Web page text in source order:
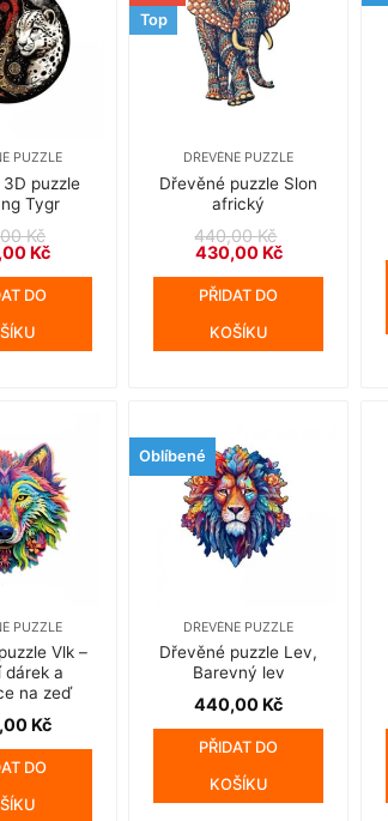
Možnosti
lze
vybrat
na
stránce
PUZZLE
puzzle
Tygr
Kč
Kč.
KčAktuální
DO
Top
DŘEVĚNÉ PUZZLE
Dřevěné puzzle Slon
africký
440,00Kč
Původní
cena
byla:
440,00 Kč.
430,00 KčAktuální
PŘIDAT DO
KOŠÍKU
PUZZLE
Vlk –
dárek a
na zeď
Kč
DO
Oblíbené
DŘEVĚNÉ PUZZLE
Dřevěné puzzle Lev,
Barevný lev
440,00 Kč
PŘIDAT DO
KOŠÍKU